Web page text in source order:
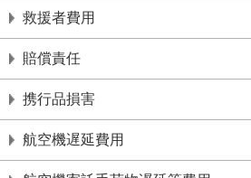
救援者費用
賠償責任
携行品損害
航空機遅延費用